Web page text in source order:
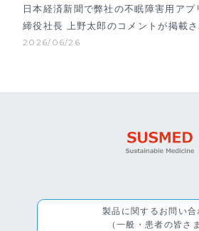
2026/06/26
日本経済新聞で弊社の不眠障害用ア
締役社長 上野太郎のコメントが掲載
製品に関するお問い合
（一般・患者の皆さま